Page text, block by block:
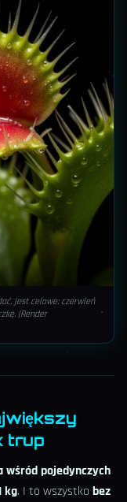
jest celowe: czerwień
(Render
trup
wśród pojedynczych
kg. I to wszystko bez